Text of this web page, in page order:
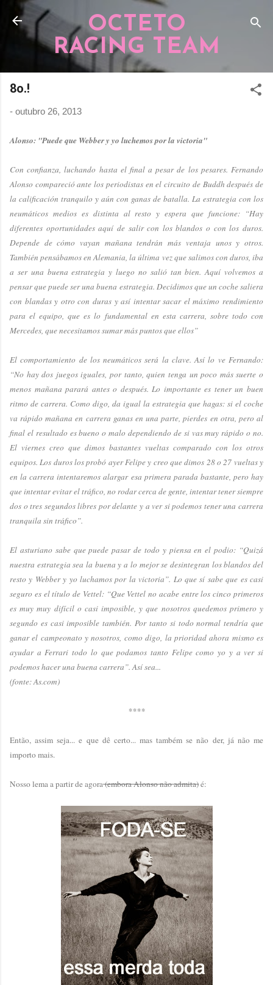
Pular para o conteúdo principal
OCTETO
RACING TEAM
8o.!
- outubro 26, 2013
Alonso: "Puede que Webber y yo luchemos por la victoria"
Con confianza, luchando hasta el final a pesar de los pesares. Fernando
Alonso compareció ante los periodistas en el circuito de Buddh después de
la calificación tranquilo y aún con ganas de batalla. La estrategia con los
neumáticos medios es distinta al resto y espera que funcione: “Hay
diferentes oportunidades aquí de salir con los blandos o con los duros.
Depende de cómo vayan mañana tendrán más ventaja unos y otros.
También pensábamos en Alemania, la última vez que salimos con duros, iba
a ser una buena estrategia y luego no salió tan bien. Aquí volvemos a
pensar que puede ser una buena estrategia. Decidimos que un coche saliera
con blandas y otro con duras y así intentar sacar el máximo rendimiento
para el equipo, que es lo fundamental en esta carrera, sobre todo con
Mercedes, que necesitamos sumar más puntos que ellos”
El comportamiento de los neumáticos será la clave. Así lo ve Fernando:
“No hay dos juegos iguales, por tanto, quien tenga un poco más suerte o
menos mañana parará antes o después. Lo importante es tener un buen
ritmo de carrera. Como digo, da igual la estrategia que hagas: si el coche
va rápido mañana en carrera ganas en una parte, pierdes en otra, pero al
final el resultado es bueno o malo dependiendo de si vas muy rápido o no.
El viernes creo que dimos bastantes vueltas comparado con los otros
equipos. Los duros los probó ayer Felipe y creo que dimos 28 o 27 vueltas y
en la carrera intentaremos alargar esa primera parada bastante, pero hay
que intentar evitar el tráfico, no rodar cerca de gente, intentar tener siempre
dos o tres segundos libres por delante y a ver si podemos tener una carrera
tranquila sin tráfico”.
El asturiano sabe que puede pasar de todo y piensa en el podio: “Quizá
nuestra estrategia sea la buena y a lo mejor se desintegran los blandos del
resto y Webber y yo luchamos por la victoria”. Lo que sí sabe que es casi
seguro es el título de Vettel: “Que Vettel no acabe entre los cinco primeros
es muy muy difícil o casi imposible, y que nosotros quedemos primero y
segundo es casi imposible también. Por tanto si todo normal tendría que
ganar el campeonato y nosotros, como digo, la prioridad ahora mismo es
ayudar a Ferrari todo lo que podamos tanto Felipe como yo y a ver si
podemos hacer una buena carrera”. Así sea...
(fonte: As.com)
****
Então, assim seja... e que dê certo... mas também se não der, já não me
importo mais.
Nosso lema a partir de agora(embora Alonso não admita)é: